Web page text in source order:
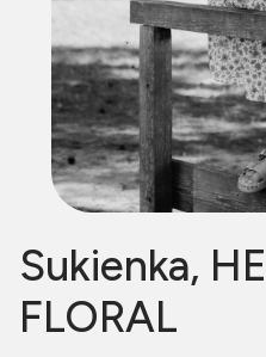
Sukienka,
FLORAL